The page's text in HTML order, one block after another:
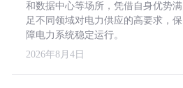
和数据中心等场所，凭借自身优势满
足不同领域对电力供应的高要求，保
障电力系统稳定运行。
2026年8月4日